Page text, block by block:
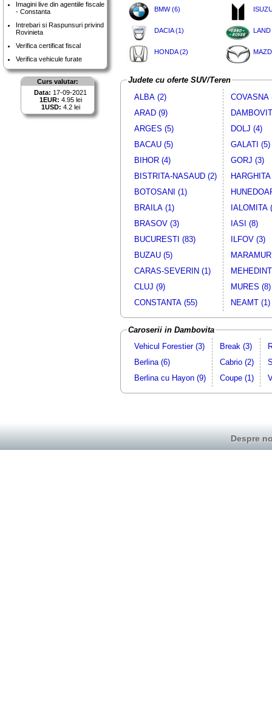
Imagini live din agentiile fiscale
- Constanta
Intrebari si Raspunsuri privind
Rovinieta
Verifica certificat fiscal
Verifica vehicule furate
Curs valutar:
Data: 17-09-2021
1EUR: 4.95 lei
1USD: 4.2 lei
BMW (6)
DACIA (1)
HONDA (2)
Judete cu oferte SUV/Teren
ALBA (2)
ARAD (9)
ARGES (5)
BACAU (5)
BIHOR (4)
BISTRITA-NASAUD (2)
BOTOSANI (1)
BRAILA (1)
BRASOV (3)
BUCURESTI (83)
BUZAU (5)
CARAS-SEVERIN (1)
CLUJ (9)
CONSTANTA (55)
COVASNA
DOLJ (4)
GALATI (5)
GORJ (3)
IALOMITA
IASI (8)
ILFOV (3)
MURES (8)
NEAMT (1)
Caroserii in Dambovita
Vehicul Forestier (3)
Berlina (6)
Berlina cu Hayon (9)
Break (3)
Cabrio (2)
Coupe (1)
Despre